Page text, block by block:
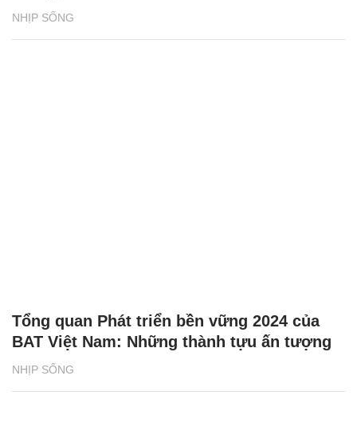
NHỊP SỐNG
NHỊP SỐNG
Tổng quan Phát triển bền vững 2024 của
BAT Việt Nam: Những thành tựu ấn tượng